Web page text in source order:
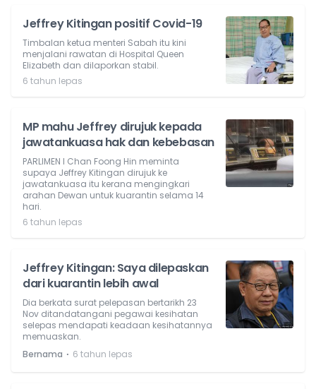
Jeffrey Kitingan positif Covid-19
Timbalan ketua menteri Sabah itu kini
menjalani rawatan di Hospital Queen
Elizabeth dan dilaporkan stabil.
6 tahun lepas
MP mahu Jeffrey dirujuk kepada
jawatankuasa hak dan kebebasan
PARLIMEN l Chan Foong Hin meminta
supaya Jeffrey Kitingan dirujuk ke
jawatankuasa itu kerana mengingkari
arahan Dewan untuk kuarantin selama 14
hari.
6 tahun lepas
Jeffrey Kitingan: Saya dilepaskan
dari kuarantin lebih awal
Dia berkata surat pelepasan bertarikh 23
Nov ditandatangani pegawai kesihatan
selepas mendapati keadaan kesihatannya
memuaskan.
Bernama ⋅ 6 tahun lepas